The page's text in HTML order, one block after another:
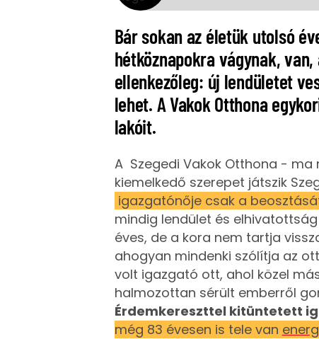
Bár sokan az életük utolsó
hétköznapokra vágynak,
ellenkezőleg: új lendületet
lehet. A Vakok Otthona
lakóit.
A Szegedi Vakok Otthona -
kiemelkedő szerepet játszik
igazgatónője csak a
mindig lendület és elhivatottság
éves, de a kora nem tartja
ahogyan mindenki szólítja az
volt igazgató ott, ahol közel
halmozottan sérült emberről
Érdemkereszttel kitüntetett
még 83 évesen is tele van